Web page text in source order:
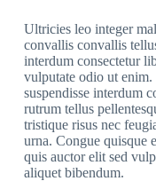
Ultricies leo integer
convallis convallis
interdum consectetur
vulputate odio ut
suspendisse interdum
rutrum tellus
tristique risus nec
urna. Congue quisque
quis auctor elit sed
aliquet bibendum.